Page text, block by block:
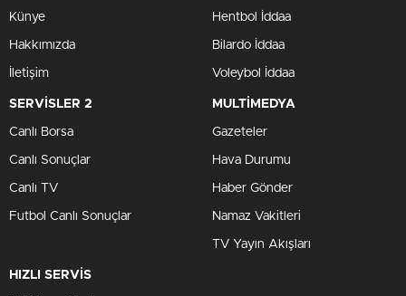
Künye
Hakkımızda
İletişim
Hentbol İddaa
Bilardo İddaa
Voleybol İddaa
SERVİSLER 2
Canlı Borsa
Canlı Sonuçlar
Canlı TV
Futbol Canlı Sonuçlar
MULTİMEDYA
Gazeteler
Hava Durumu
Haber Gönder
Namaz Vakitleri
TV Yayın Akışları
HIZLI SERVİS